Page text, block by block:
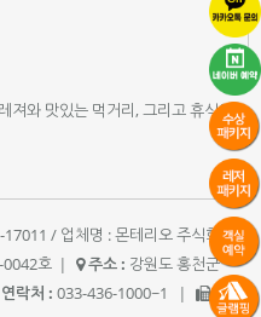
져와 맛있는 먹거리, 그리고 휴식이
/ 업체명 : 몬테리오 주식회사
0042호 | 주소 : 강원도 홍천군
연락처 : 033-436-1000~1
|